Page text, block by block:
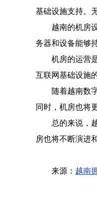
基础设施支持。
越南的机房
务器和设备能够
机房的运营
互联网基础设施
随着越南数
同时，机房也将
总的来说，
房也将不断演进
来源： 越南